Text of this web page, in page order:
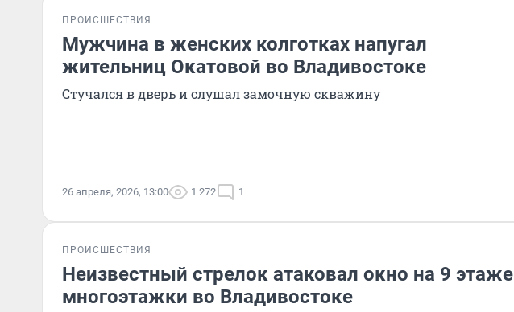
ПРОИСШЕСТВИЯ
Мужчина в женских колготках напугал
жительниц Окатовой во Владивостоке
Стучался в дверь и слушал замочную скважину
26 апреля, 2026, 13:00 1 272 1
ПРОИСШЕСТВИЯ
Неизвестный стрелок атаковал окно на 9 этаже
многоэтажки во Владивостоке